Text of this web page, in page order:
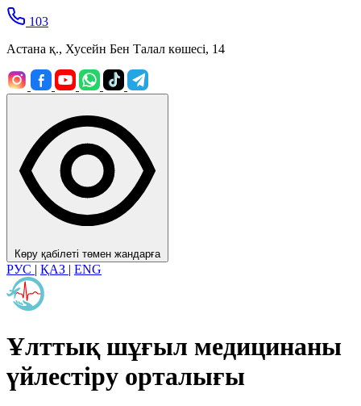
103
Астана қ., Хусейн Бен Талал көшесі, 14
Көру қабілеті төмен жандарға
РУС | ҚАЗ | ENG
Ұлттық шұғыл медицинаны
үйлестіру орталығы